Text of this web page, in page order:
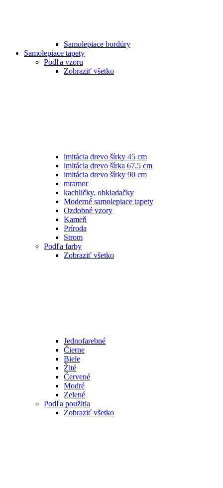
Samolepiace bordúry
Samolepiace tapety
Podľa vzoru
Zobraziť všetko
imitácia drevo šírky 45 cm
imitácia drevo šírka 67,5 cm
imitácia drevo šírky 90 cm
mramor
kachličky, obkladačky
Moderné samolepiace tapety
Ozdobné vzory
Kameň
Príroda
Strom
Podľa farby
Zobraziť všetko
Jednofarebné
Čierne
Biele
Žlté
Červené
Modré
Zelené
Podľa použitia
Zobraziť všetko